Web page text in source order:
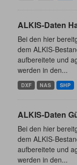
ALKIS-Daten
Bei den hier
dem ALKIS-
aufbereitete und
werden in den...
DXF NAS SHP
ALKIS-Daten
Bei den hier
dem ALKIS-
aufbereitete und
werden in den...